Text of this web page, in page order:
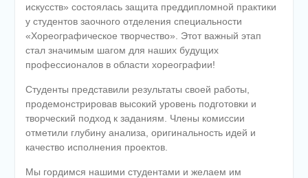
искусств» состоялась защита преддипломной практики
у студентов заочного отделения специальности
«Хореографическое творчество». Этот важный этап
стал значимым шагом для наших будущих
профессионалов в области хореографии!
Студенты представили результаты своей работы,
продемонстрировав высокий уровень подготовки и
творческий подход к заданиям. Члены комиссии
отметили глубину анализа, оригинальность идей и
качество исполнения проектов.
Мы гордимся нашими студентами и желаем им